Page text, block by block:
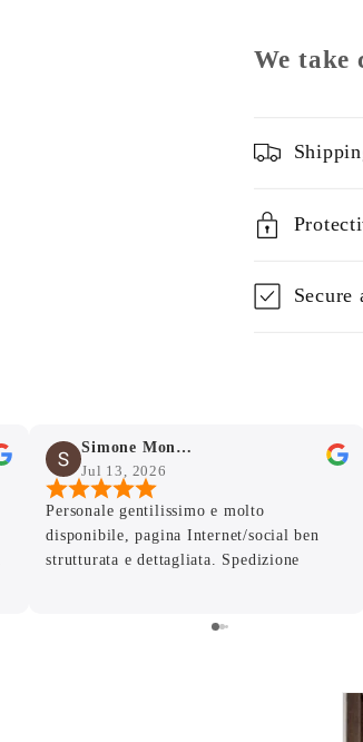
We take
Secure
Simone Mondello
Jul 13, 2026
Personale gentilissimo e molto
disponibile, pagina Internet/social ben
strutturata e dettagliata. Spedizione
un’idea della qualità del prodotto ma dal